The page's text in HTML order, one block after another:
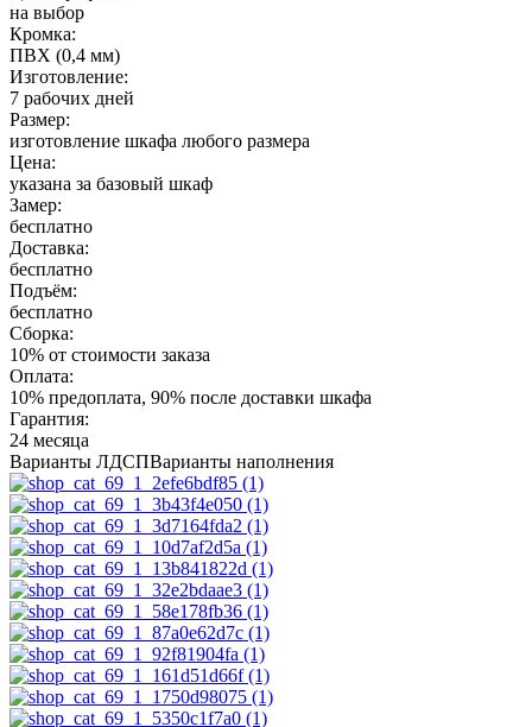
на выбор
Кромка:
ПВХ (0,4 мм)
Изготовление:
7 рабочих дней
Размер:
изготовление шкафа любого размера
Цена:
указана за базовый шкаф
Замер:
бесплатно
Доставка:
бесплатно
Подъём:
бесплатно
Сборка:
10% от стоимости заказа
Оплата:
10% предоплата, 90% после доставки шкафа
Гарантия:
24 месяца
Варианты ЛДСПВарианты наполнения